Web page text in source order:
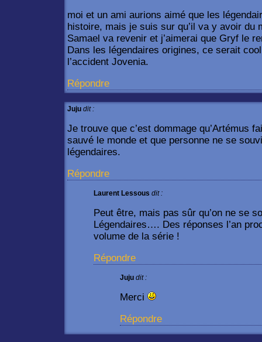
moi et un ami aurions aimé que les
histoire, mais je suis sur qu’il va y avoir du
Samael va revenir et j’aimerai que Gryf le
Dans les légendaires origines, ce serait
l’accident Jovenia.
Répondre
Juju dit :
Je trouve que c’est dommage qu’Artémus
sauvé le monde et que personne ne se
légendaires.
Répondre
Laurent Lessous dit :
Peut être, mais pas sûr qu’on ne se
Légendaires…. Des réponses l’an
volume de la série !
Répondre
Juju dit :
Merci
Répondre